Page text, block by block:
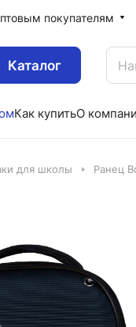
покупателям
Каталог
Как купитьО
для школы Ранец